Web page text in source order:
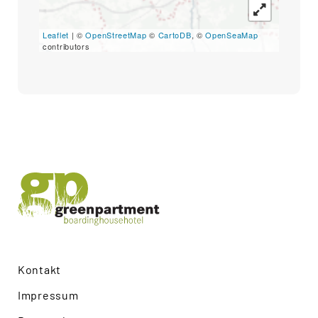
Leaflet | ©OpenStreetMap © CartoDB, ©OpenSeaMap
contributors
Kontakt
Impressum